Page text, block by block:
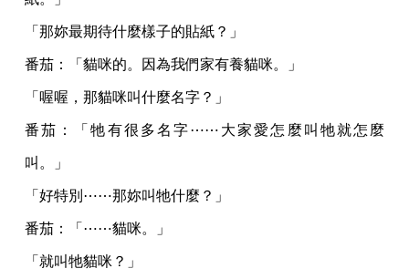
「那妳最期待什麼樣子的貼紙？」
番茄：「貓咪的。因為我們家有養貓咪。」
「喔喔，那貓咪叫什麼名字？」
番茄：「牠有很多名字⋯⋯大家愛怎麼叫牠就怎麼
叫。」
「好特別⋯⋯那妳叫牠什麼？」
番茄：「⋯⋯貓咪。」
「就叫牠貓咪？」